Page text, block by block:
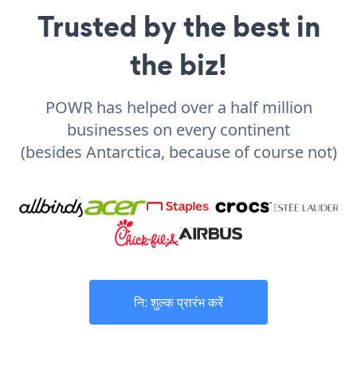
Trusted by the best in
the biz!
POWR has helped over a half million
businesses on every continent
(besides Antarctica, because of course not)
नि: शुल्क प्रारंभ करें